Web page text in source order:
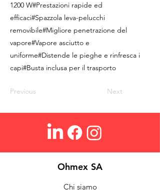
1200 W#Prestazioni rapide ed
efficaci#Spazzola leva-pelucchi
removibile#Migliore penetrazione del
vapore#Vapore asciutto e
uniforme#Distende le pieghe e rinfresca i
capi#Busta inclusa per il trasporto
Previous Next
Ohmex SA
Chi siamo